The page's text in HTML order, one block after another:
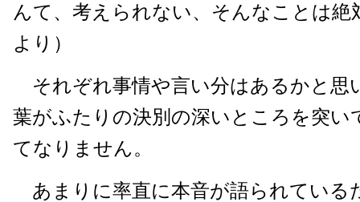
んて、考えられない、そんなことは絶
より）
それぞれ事情や言い分はあるかと思
葉がふたりの決別の深いところを突い
てなりません。
あまりに率直に本音が語られている